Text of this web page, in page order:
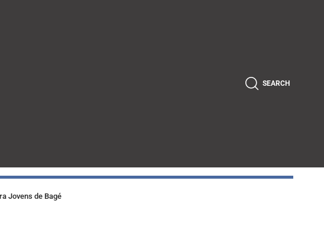
SEARCH
Jovens de Bagé